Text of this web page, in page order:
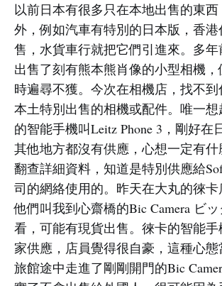
以前日本有很多只在本地出售的東
外，例如汽車有特別的日本版，香港
售，水貨車行就把它們引進來。多
出售了刻有熊本熊肖像的小型相機
時遍尋不獲。今次在相機店，找不
本土特別出售的相機或配件。唯一
的智能手機叫Leitz Phone 3，剛好在
其他地方都沒有供應，心想一定有什
翻查詳細資料，知道是特別供應給
司的網絡使用的。昨天在大丸的徠卡
他們叫我到心齋橋的Bic Camera ビ
看，可能有現貨出售。徠卡的智能
家供應，店員覺得很自豪，這種心
旅館途中走進了剛剛開門的Bic